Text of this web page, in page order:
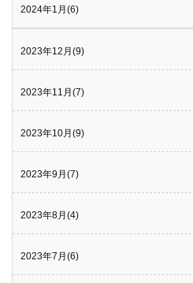
2024年1月(6)
2023年12月(9)
2023年11月(7)
2023年10月(9)
2023年9月(7)
2023年8月(4)
2023年7月(6)